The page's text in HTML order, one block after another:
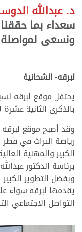
د. عبدالله
سعداء بما
ونسعى لمواصلة
لبرقه- الشحانية
يحتفل موقع لبرقه
بالذكرى الثانية عشرة
وقد أصبح موقع
رياضة التراث في
الكبير والمهنية
برئاسة الدكتور
وبفضل التطوير
يقدمها لبرقه سواء
التواصل الاجتماعي